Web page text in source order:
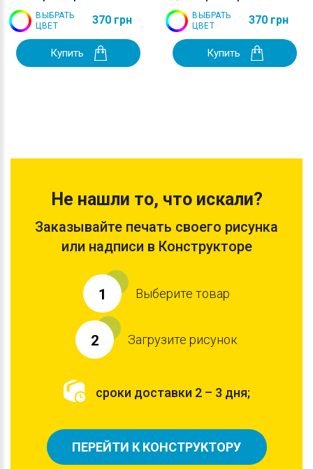
ВЫБРАТЬ
ЦВЕТ
370 грн
Купить
ВЫБРАТЬ
ЦВЕТ
370 грн
Купить
Не нашли то, что искали?
Заказывайте печать своего рисунка
или надписи в Конструкторе
1 Выберите товар
2 Загрузите рисунок
сроки доставки 2 – 3 дня;
ПЕРЕЙТИ К КОНСТРУКТОРУ